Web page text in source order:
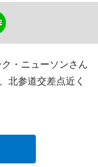
・ニューソンさん
北参道交差点近く